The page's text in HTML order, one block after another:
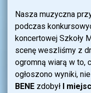
Nasza muzyczna
podczas
koncertowej Szkoły
scenę weszliśmy z
ogromną wiarą w to,
ogłoszono wyniki,
BENE zdobył I